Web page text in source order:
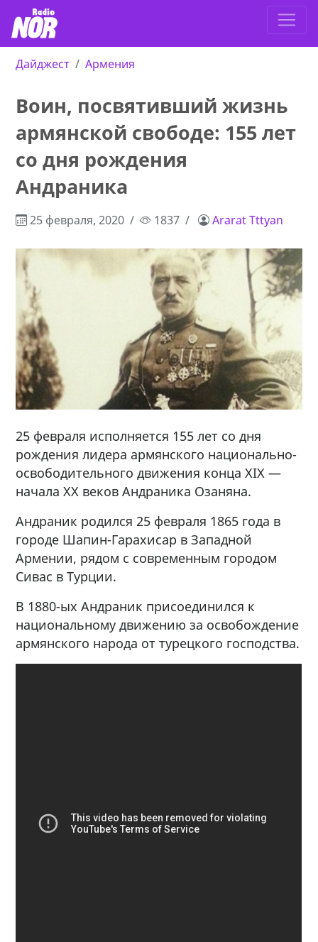
Дайджест Армения
Воин, посвятивший жизнь
армянской свободе: 155 лет
со дня рождения
Андраника
25 февраля, 2020 1837 Ararat Tttyan
25 февраля исполняется 155 лет со дня
рождения лидера армянского национально-
освободительного движения конца XIX —
начала XX веков Андраника Озаняна.
Андраник родился 25 февраля 1865 года в
городе Шапин-Гарахисар в Западной
Армении, рядом с современным городом
Сивас в Турции.
В 1880-ых Андраник присоединился к
национальному движению за освобождение
армянского народа от турецкого господства.